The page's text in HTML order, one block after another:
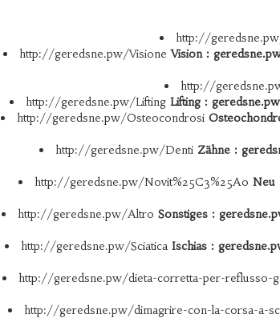
http://
http://geredsne.pw/VisioneVision :
http://
http://geredsne.pw/Lifting Lifting : geredsne.pw
http://geredsne.pw/Osteocondrosi
http://geredsne.pw/Denti Zähne :
http://geredsne.pw/Novit%25C3%25A0 Neu
http://geredsne.pw/Altro Sonstiges :
http://geredsne.pw/Sciatica Ischias :
http://geredsne.pw/dieta-corretta-per-reflusso-
http://geredsne.pw/dimagrire-con-la-corsa-a-